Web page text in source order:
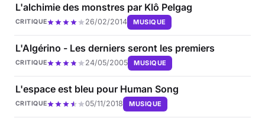
L'alchimie des monstres par Klô Pelgag
CRITIQUE 26/02/2014 MUSIQUE
L'Algérino - Les derniers seront les premiers
CRITIQUE 24/05/2005 MUSIQUE
L'espace est bleu pour Human Song
CRITIQUE 05/11/2018 MUSIQUE